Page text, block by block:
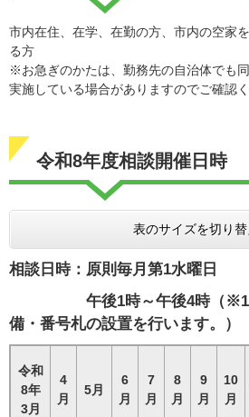
市内在住、在学、在勤の方、市内の空家
る方
​※お急ぎのかたは、勤務先の自治体でも
実施している場合がありますのでご確認く
令和8年度相談開催日時
表のサイズを切り替
相談日時：原則毎月第1水曜日
午後1時～午後4時（※10
備・番号札の設置を行います。）
令和
8年
3月
4
月
5月
6
月
7
月
8
月
9
月
10
月